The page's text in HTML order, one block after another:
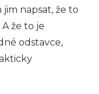
jim napsat, že to
že to je
odstavce,